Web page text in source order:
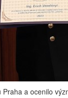
a ocenilo